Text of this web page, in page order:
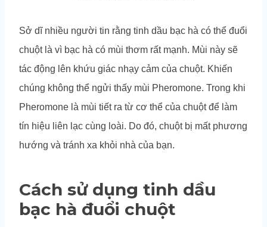
Sở dĩ nhiều người tin rằng tinh dầu bạc hà có thể đuổi
chuột là vì bạc hà có mùi thơm rất mạnh. Mùi này sẽ
tác động lên khứu giác nhạy cảm của chuột. Khiến
chúng không thể ngửi thấy mùi Pheromone. Trong khi
Pheromone là mùi tiết ra từ cơ thể của chuột để làm
tín hiệu liên lạc cùng loài. Do đó, chuột bị mất phương
hướng và tránh xa khỏi nhà của bạn.
Cách sử dụng tinh dầu
bạc hà đuổi chuột